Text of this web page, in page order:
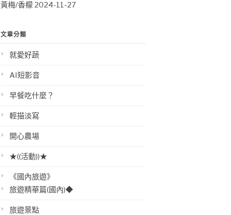
黃梅/香檬 2024-11-27
文章分類
就愛好蔬
AI短影音
早餐吃什麼？
輕描淡寫
開心農場
★((活動))★
《國內旅遊》
旅遊精華篇(國內)◆
旅遊景點